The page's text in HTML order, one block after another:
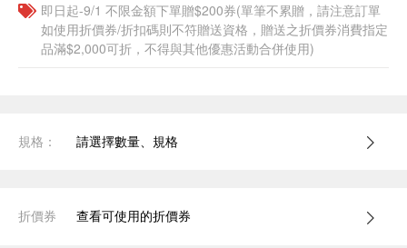
即日起-9/1 不限金額下單贈$200券(單筆不累贈，請注意訂單
如使用折價券/折扣碼則不符贈送資格，贈送之折價券消費指定
品滿$2,000可折，不得與其他優惠活動合併使用)
規格： 請選擇數量、規格
折價券 查看可使用的折價券